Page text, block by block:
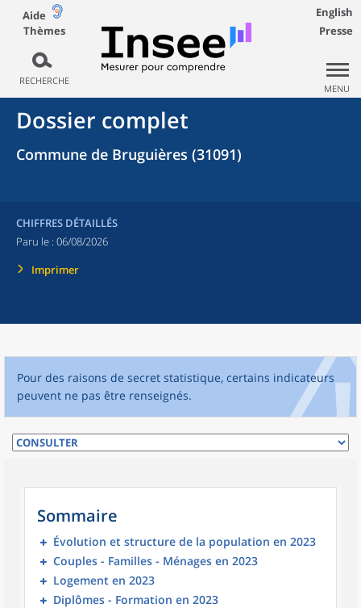
Aide
Thèmes
RECHERCHE
English
Presse
MENU
Dossier complet
Commune de Bruguières (31091)
CHIFFRES DÉTAILLÉS
Paru le : 06/08/2026
Imprimer
Pour des raisons de secret statistique, certains indicateurs
peuvent ne pas être renseignés.
Sommaire
Évolution et structure de la population en 2023
Couples - Familles - Ménages en 2023
Logement en 2023
Diplômes - Formation en 2023